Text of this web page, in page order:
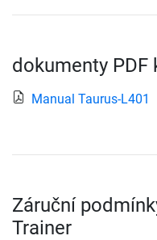
dokumenty PDF
Manual Taurus-L401
Záruční
Trainer